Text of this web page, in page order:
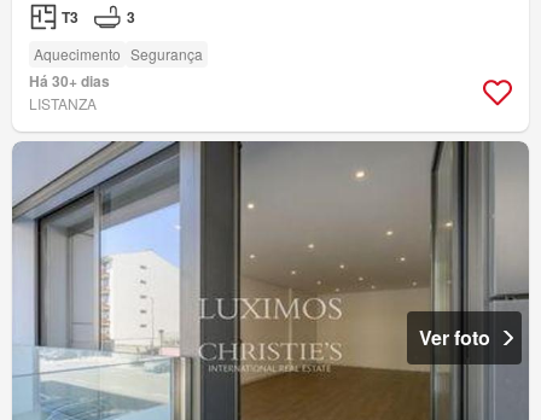
T3 3
Aquecimento Segurança
Há 30+ dias
LISTANZA
Ver foto